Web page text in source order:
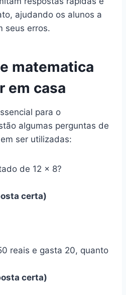
ajudando os alunos a
seus erros.
matematica
em casa
para o
algumas perguntas de
ser utilizadas:
de 12 x 8?
certa)
reais e gasta 20, quanto
certa)